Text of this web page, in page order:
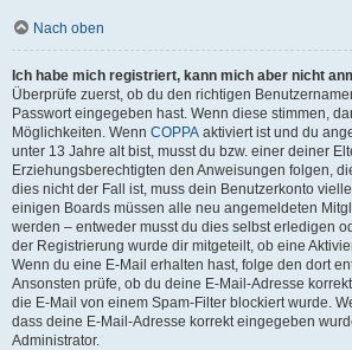
Nach oben
Ich habe mich registriert, kann mich aber nicht
Überprüfe zuerst, ob du den richtigen
Passwort eingegeben hast. Wenn diese stimmen,
Möglichkeiten. Wenn COPPA aktiviert ist und du
unter 13 Jahre alt bist, musst du bzw. einer deiner
Erziehungsberechtigten den Anweisungen folgen,
dies nicht der Fall ist, muss dein Benutzerkonto
einigen Boards müssen alle neu angemeldeten
werden – entweder musst du dies selbst erledigen
der Registrierung wurde dir mitgeteilt, ob eine
Wenn du eine E-Mail erhalten hast, folge den dort
Ansonsten prüfe, ob du deine E-Mail-Adresse
die E-Mail von einem Spam-Filter blockiert wurde.
dass deine E-Mail-Adresse korrekt eingegeben
Administrator.